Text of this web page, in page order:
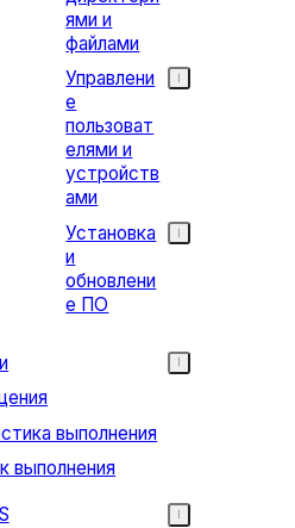
ями и
файлами
Управлени
е
пользоват
елями и
устройств
ами
Установка
и
обновлени
е ПО
выполнения
выполнения